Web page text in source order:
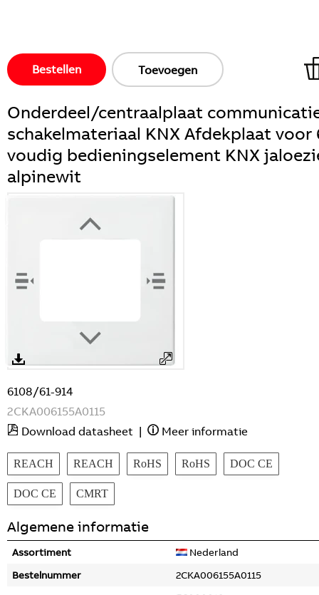
Bestellen Toevoegen
Onderdeel/centraalplaat
schakelmateriaal KNX Afdekplaat voor
voudig bedieningselement KNX
alpinewit
6108/61-914
2CKA006155A0115
Download datasheet | Meer informatie
REACH REACH RoHS RoHS DOC CE
DOC CE CMRT
Algemene informatie
Assortiment
Nederland
Bestelnummer
2CKA006155A0115